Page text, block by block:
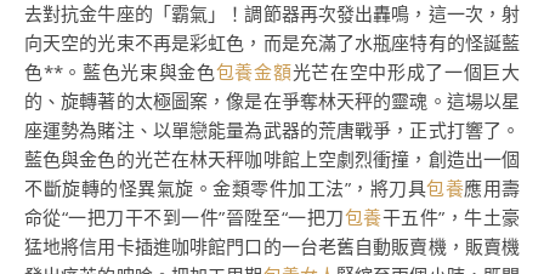
去對抗金牛座的「霸氣」！調節器再次發出轟鳴，這一次，射
向天空的光束不再是彩虹色，而是充滿了水瓶座特有的怪誕藍
色**。藍色光束與金色包養金額光芒在空中形成了一個巨大
的、旋轉著的太極圖案，像是在爭奪林天秤的靈魂。這場以星
座運勢為賭注、以單戀能量為武器的荒唐戰爭，正式打響了。
藍色與金色的光芒在林天秤咖啡館上空劇烈衝撞，創造出一個
不斷旋轉的怪異氣旋。金類零件加工法”，將刀具包養應用壽
命從“一把刀干不到一件”晉陞至“一把刀包養干五件”，牛土豪
猛地將信用卡插進咖啡館門口的一台老舊自動販賣機，販賣機